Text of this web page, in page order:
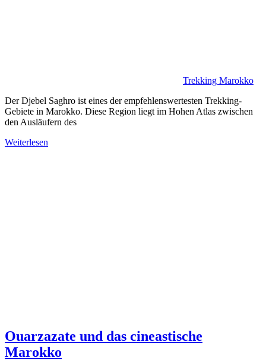
Trekking Marokko
Der Djebel Saghro ist eines der empfehlenswertesten Trekking-
Gebiete in Marokko. Diese Region liegt im Hohen Atlas zwischen
den Ausläufern des
Weiterlesen
Ouarzazate und das cineastische
Marokko